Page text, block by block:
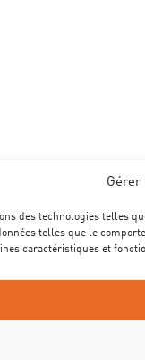
Gérer
des technologies telles
telles que le
caractéristiques et